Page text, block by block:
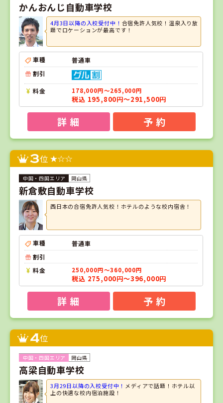
かんおんじ自動車学校
4月3日以降の入校受付中！ 合宿免許人気校！温泉入り放
題でロケーションが最高です！
車種
普通車
割引
料金 178,000円～265,000円
税込 195,800円～291,500円
詳 細 予 約
3位
岡山県
新倉敷自動車学校
西日本の合宿免許人気校！ホテルのような校内宿舎！
車種
普通車
割引
料金
250,000円～360,000円
税込 275,000円～396,000円
詳 細 予 約
4位
岡山県
高梁自動車学校
3月29日以降の入校受付中！ メディアで話題！ホテル以
上の快適な校内宿泊施設！